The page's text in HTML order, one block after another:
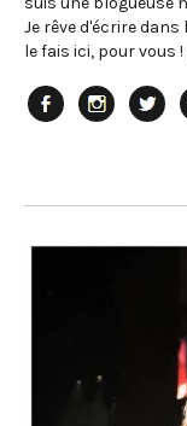
Je rêve d'écrire
le fais ici, pour vous !